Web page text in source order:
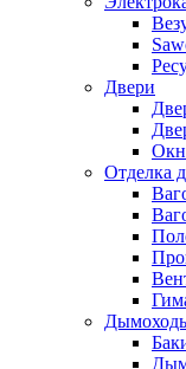
Двери
Отделка